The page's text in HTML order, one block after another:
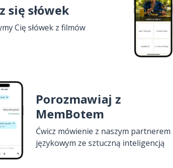
się słówek
Cię słówek z filmów
Porozmawiaj z
MemBotem
Ćwicz mówienie z naszym partnerem
językowym ze sztuczną inteligencją